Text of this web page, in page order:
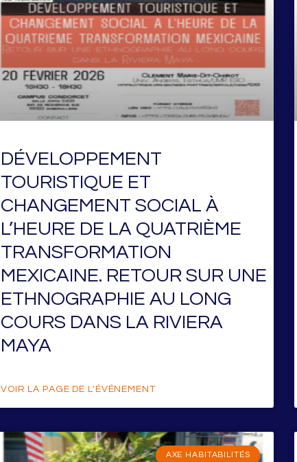
DÉVELOPPEMENT
TOURISTIQUE ET
CHANGEMENT SOCIAL À
L’HEURE DE LA QUATRIÈME
TRANSFORMATION
MEXICAINE. RETOUR SUR UNE
ETHNOGRAPHIE AU LONG
COURS DANS LA RIVIERA
MAYA
VOIR LA PAGE DE L'ÉVÉNEMENT
AXE HABITABILITÉS